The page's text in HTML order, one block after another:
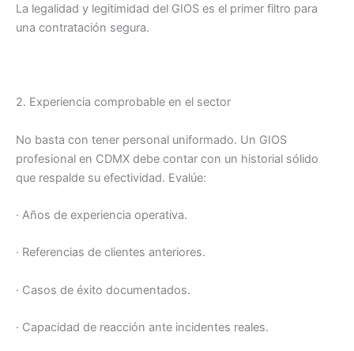
La legalidad y legitimidad del GIOS es el primer filtro para
una contratación segura.
2. Experiencia comprobable en el sector
No basta con tener personal uniformado. Un GIOS
profesional en CDMX debe contar con un historial sólido
que respalde su efectividad. Evalúe:
· Años de experiencia operativa.
· Referencias de clientes anteriores.
· Casos de éxito documentados.
· Capacidad de reacción ante incidentes reales.